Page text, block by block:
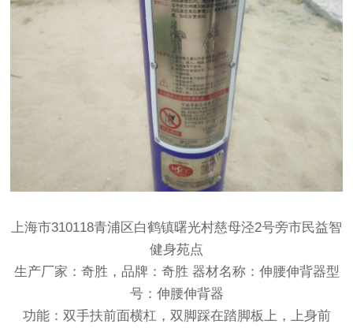
上海市310118青浦区白鹤镇曙光村慈母泾2号旁市民益智
健身苑点
生产厂家：奇胜，品牌：奇胜 器材名称：伸腰伸背器型
号：伸腰伸背器
功能：双手扶前面横杠，双脚踩在踏脚板上，上身前